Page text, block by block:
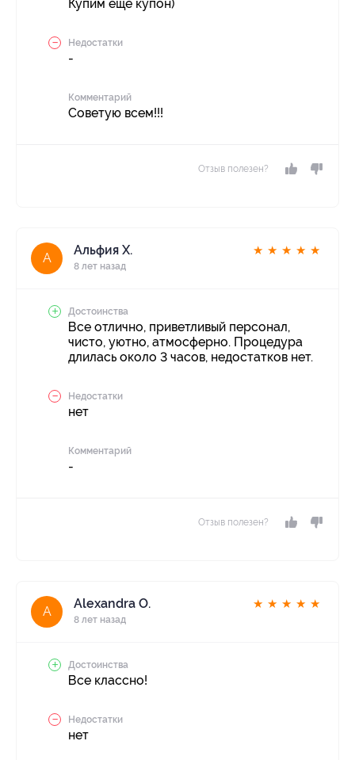
Купим ещё купон)
Недостатки
-
Комментарий
Советую всем!!!
Отзыв полезен?
А
Альфия Х.
8 лет назад
★ ★ ★ ★ ★
Достоинства
Все отлично, приветливый персонал,
чисто, уютно, атмосферно. Процедура
длилась около 3 часов, недостатков нет.
Недостатки
нет
Комментарий
-
Отзыв полезен?
A
Alexandra O.
8 лет назад
★ ★ ★ ★ ★
Достоинства
Все классно!
Недостатки
нет